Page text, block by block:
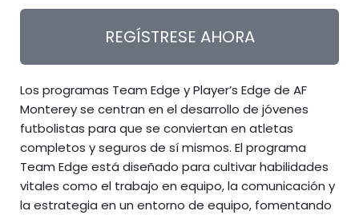
REGÍSTRESE AHORA
Los programas Team Edge y Player’s Edge de AF
Monterey se centran en el desarrollo de jóvenes
futbolistas para que se conviertan en atletas
completos y seguros de sí mismos. El programa
Team Edge está diseñado para cultivar habilidades
vitales como el trabajo en equipo, la comunicación y
la estrategia en un entorno de equipo, fomentando